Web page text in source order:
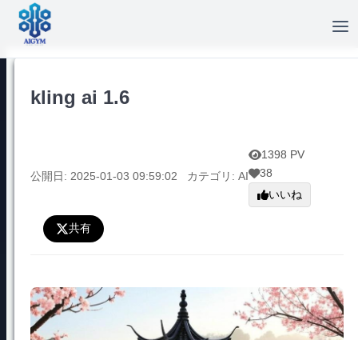
kling ai 1.6
公開日: 2025-01-03 09:59:02 カテゴリ: AI
1398 PV
38
いいね
共有